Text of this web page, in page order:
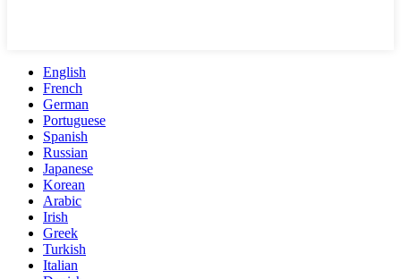
English
French
German
Portuguese
Spanish
Russian
Japanese
Korean
Arabic
Irish
Greek
Turkish
Italian